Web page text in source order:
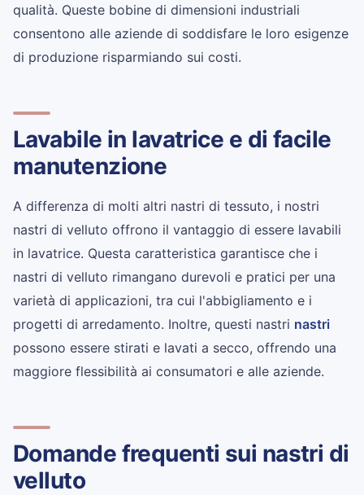
qualità. Queste bobine di dimensioni industriali
consentono alle aziende di soddisfare le loro esigenze
di produzione risparmiando sui costi.
Lavabile in lavatrice e di facile
manutenzione
A differenza di molti altri nastri di tessuto, i nostri
nastri di velluto offrono il vantaggio di essere lavabili
in lavatrice. Questa caratteristica garantisce che i
nastri di velluto rimangano durevoli e pratici per una
varietà di applicazioni, tra cui l'abbigliamento e i
progetti di arredamento. Inoltre, questi nastri nastri
possono essere stirati e lavati a secco, offrendo una
maggiore flessibilità ai consumatori e alle aziende.
Domande frequenti sui nastri di
velluto